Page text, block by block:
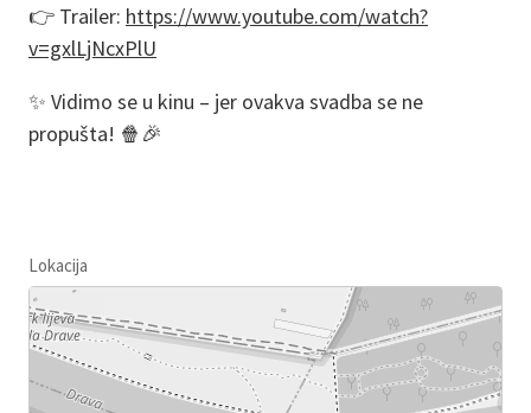
👉 Trailer: https://www.youtube.com/watch?
v=gxlLjNcxPlU
✨ Vidimo se u kinu – jer ovakva svadba se ne
propušta! 🍿🎉
Lokacija